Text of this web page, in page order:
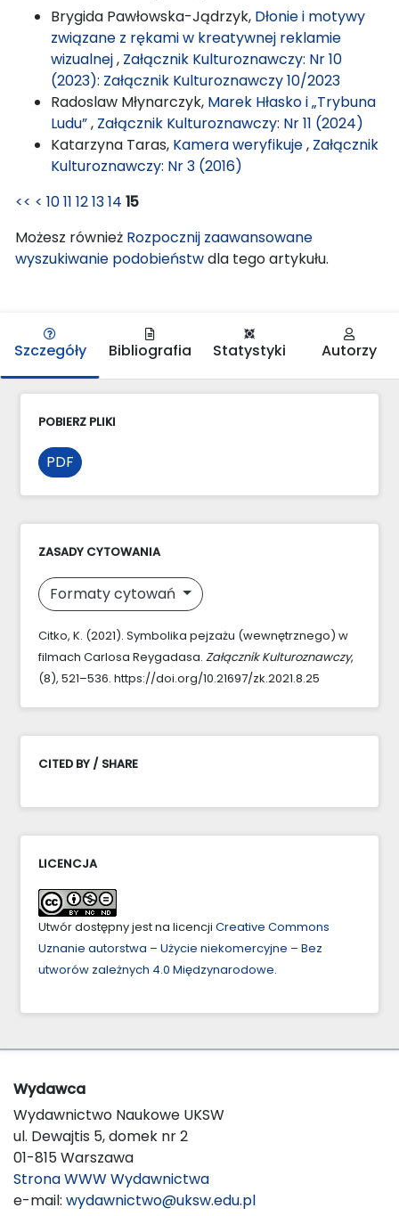
Brygida Pawłowska-Jądrzyk, Dłonie i motywy
związane z rękami w kreatywnej reklamie
wizualnej, Załącznik Kulturoznawczy: Nr 10
(2023): Załącznik Kulturoznawczy 10/2023
Radoslaw Młynarczyk, Marek Hłasko i „Trybuna
Ludu”, Załącznik Kulturoznawczy: Nr 11 (2024)
Katarzyna Taras, Kamera weryfikuje, Załącznik
Kulturoznawczy: Nr 3 (2016)
<< < 1011 121314 15
Możesz również Rozpocznij zaawansowane
wyszukiwanie podobieństwdla tego artykułu.
Szczegóły Bibliografia Statystyki Autorzy
POBIERZ PLIKI
PDF
ZASADY CYTOWANIA
Formaty cytowań
Citko, K. (2021). Symbolika pejzażu (wewnętrznego) w
filmach Carlosa Reygadasa. Załącznik Kulturoznawczy,
(8), 521–536. https://doi.org/10.21697/zk.2021.8.25
CITED BY / SHARE
LICENCJA
Utwór dostępny jest na licencji Creative Commons
Uznanie autorstwa – Użycie niekomercyjne – Bez
utworów zależnych 4.0 Międzynarodowe.
Wydawca
Wydawnictwo Naukowe UKSW
ul. Dewajtis 5, domek nr 2
01-815 Warszawa
Strona WWW Wydawnictwa
e-mail: wydawnictwo@uksw.edu.pl